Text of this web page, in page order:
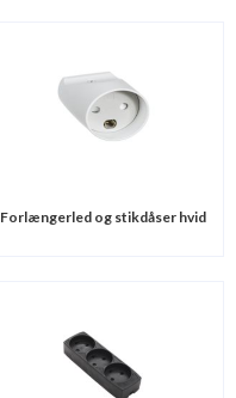
Forlængerled og stikdåser hvid